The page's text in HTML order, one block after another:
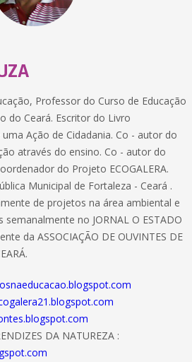
Professor do Curso de Educação
do Ceará. Escritor do Livro
Ação de Cidadania. Co - autor do
através do ensino. Co - autor do
do Projeto ECOGALERA.
Municipal de Fortaleza - Ceará .
de projetos na área ambiental e
no JORNAL O ESTADO
da ASSOCIAÇÃO DE OUVINTES DE
DA NATUREZA :